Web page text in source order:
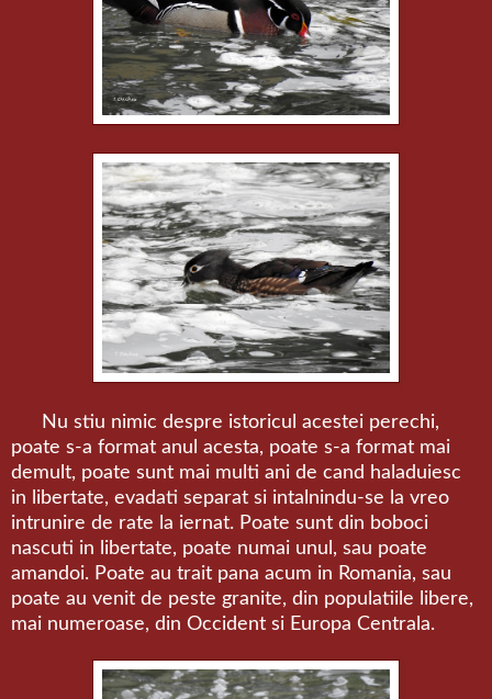
Nu stiu nimic despre istoricul acestei perechi,
poate s-a format anul acesta, poate s-a format mai
demult, poate sunt mai multi ani de cand haladuiesc
in libertate, evadati separat si intalnindu-se la vreo
intrunire de rate la iernat. Poate sunt din boboci
nascuti in libertate, poate numai unul, sau poate
amandoi. Poate au trait pana acum in Romania, sau
poate au venit de peste granite, din populatiile libere,
mai numeroase, din Occident si Europa Centrala.